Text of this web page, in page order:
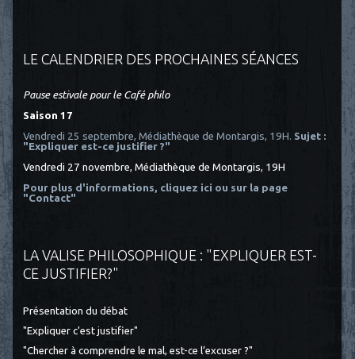
LE CALENDRIER DES PROCHAINES SÉANCES
Pause estivale pour le Café philo
Saison 17
Vendredi 25 septembre, Médiathèque de Montargis, 19H. Sujet :
"Expliquer est-ce justifier ?"
Vendredi 27 novembre, Médiathèque de Montargis, 19H
Pour plus d'informations, cliquez ici ou sur la page
"Contact"
LA VALISE PHILOSOPHIQUE : "EXPLIQUER EST-
CE JUSTIFIER?"
Présentation du débat
"Expliquer c'est justifier"
"Chercher à comprendre le mal, est-ce l’excuser ?"